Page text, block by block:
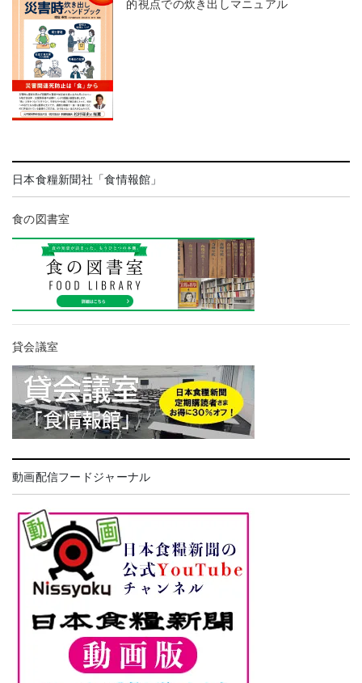
的視点での炊き出しマニュアル
日本食糧新聞社「食情報館」
食の図書室
貸会議室
動画配信フードジャーナル